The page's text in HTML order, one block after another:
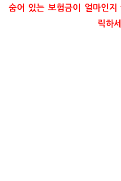
숨어 있는 보험금이 얼마인
릭하